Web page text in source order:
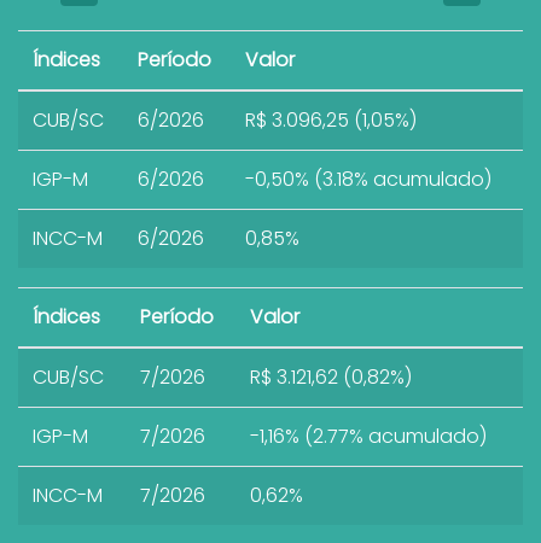
Índices Período Valor
CUB/SC 6/2026 R$ 3.096,25 (1,05%)
IGP-M 6/2026 -0,50% (3.18% acumulado)
INCC-M 6/2026 0,85%
Índices Período Valor
CUB/SC 7/2026 R$ 3.121,62 (0,82%)
IGP-M 7/2026 -1,16% (2.77% acumulado)
INCC-M 7/2026 0,62%